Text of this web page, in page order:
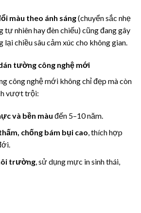
màu theo ánh sáng(chuyển sắc nhẹ
tự nhiên hay đèn chiếu) cũng đang gây
lại chiều sâu cảm xúc cho không gian.
tường công nghệ mới
công nghệ mới không chỉ đẹp mà còn
vượt trội:
và bền màu đến 5–10 năm.
chống bám bụi cao, thích hợp
trường, sử dụng mực in sinh thái,